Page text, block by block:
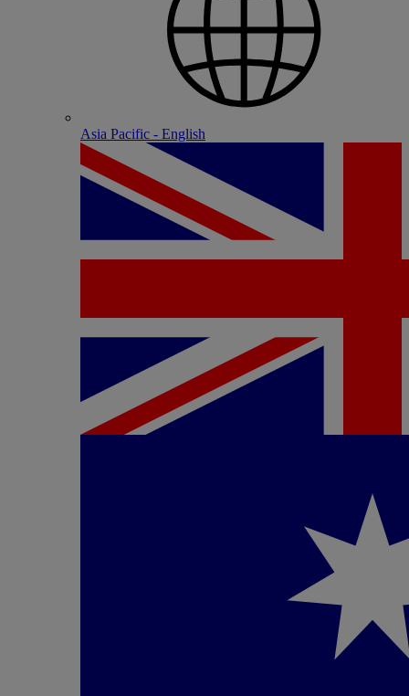
Asia Pacific - English